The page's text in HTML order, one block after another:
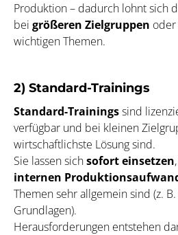
Produktion – dadurch lohnt sich
bei größeren Zielgruppen
wichtigen Themen.
2) Standard-Trainings
Standard-Trainingssind
verfügbar und bei kleinen
wirtschaftlichste Lösung sind.
Sie lassen sichsofort einsetzen
internen
Themen sehr allgemein sind (z.
Grundlagen).
Herausforderungen entstehen